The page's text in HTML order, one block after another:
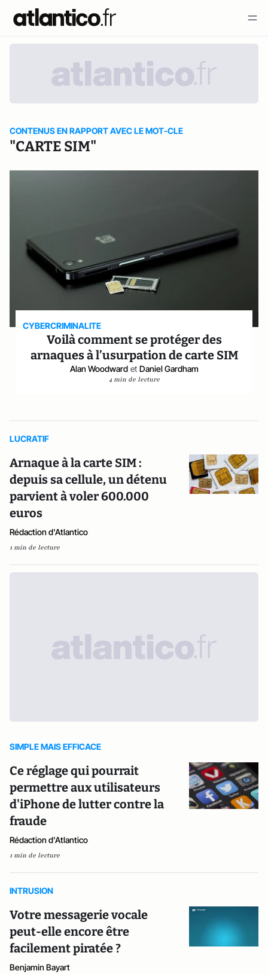
CONTENUS EN RAPPORT AVEC LE MOT-CLE
"CARTE SIM"
CYBERCRIMINALITE
Voilà comment se protéger des
arnaques à l’usurpation de carte SIM
Alan Woodward et Daniel Gardham
4 min de lecture
LUCRATIF
Arnaque à la carte SIM :
depuis sa cellule, un détenu
parvient à voler 600.000
euros
Rédaction d'Atlantico
1 min de lecture
SIMPLE MAIS EFFICACE
Ce réglage qui pourrait
permettre aux utilisateurs
d'iPhone de lutter contre la
fraude
Rédaction d'Atlantico
1 min de lecture
INTRUSION
Votre messagerie vocale
peut-elle encore être
facilement piratée ?
Benjamin Bayart